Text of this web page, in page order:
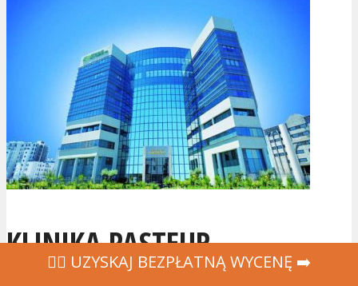
KLINIKA PASTEUR
‍👩‍⚕ UZYSKAJ BEZPŁATNĄ WYCENĘ ➡️